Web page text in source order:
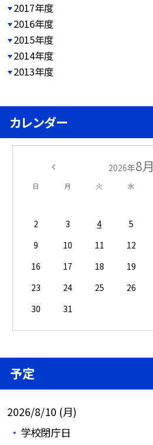
2017年度
2016年度
2015年度
2014年度
2013年度
カレンダー
2026年8月
日 月 火 水
2
3 4 5
9
10 11 12
16
17 18 19
23
24 25 26
30
31
予定
2026/8/10 (月)
学校閉庁日